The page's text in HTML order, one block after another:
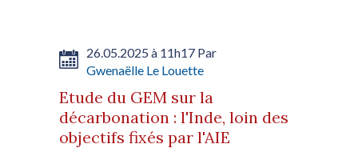
26.05.2025 à 11h17 Par
Gwenaëlle Le Louette
Etude du GEM sur la
décarbonation : l'Inde, loin des
objectifs fixés par l'AIE